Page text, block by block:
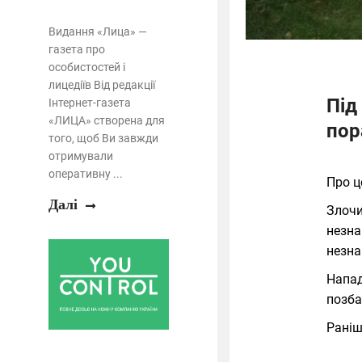
Видання «Лица» —
газета про
особистостей і
лицедіїв Від редакції
Інтернет-газета
«ЛИЦА» створена для
того, щоб Ви завжди
отримували
оперативну ...
Далі
Про